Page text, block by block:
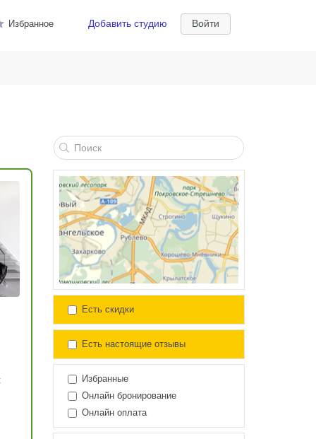
Войти
Добавить студию
Избранное
Есть скидки
Есть настоящие отзывы
Избранные
Онлайн бронирование
Онлайн оплата